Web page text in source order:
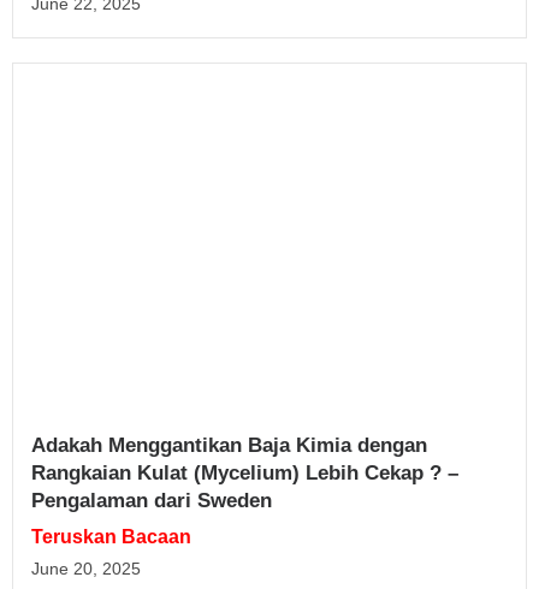
Adakah Menggantikan Baja Kimia dengan
Rangkaian Kulat (Mycelium) Lebih Cekap ? –
Pengalaman dari Sweden
Teruskan Bacaan
June 20, 2025